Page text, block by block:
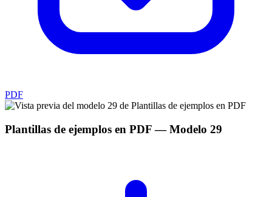
PDF
Plantillas de ejemplos en PDF— Modelo 29